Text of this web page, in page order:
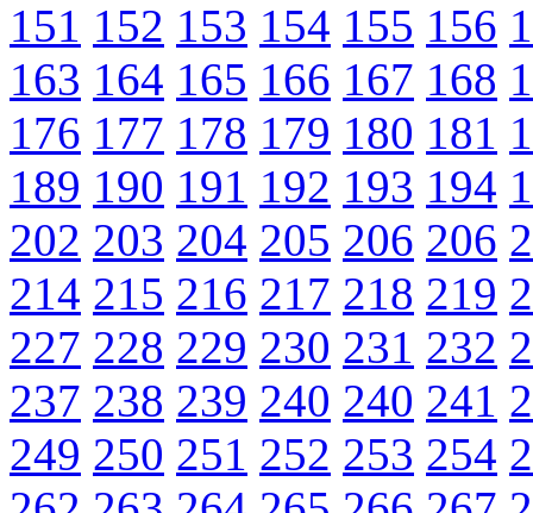
151 152 153 154 155 156
163 164 165 166 167 168
176 177 178 179 180 181
189 190 191 192 193 194
202 203 204 205 206 206
214 215 216 217 218 219
227 228 229 230 231 232
237 238 239 240 240 241
249 250 251 252 253 254